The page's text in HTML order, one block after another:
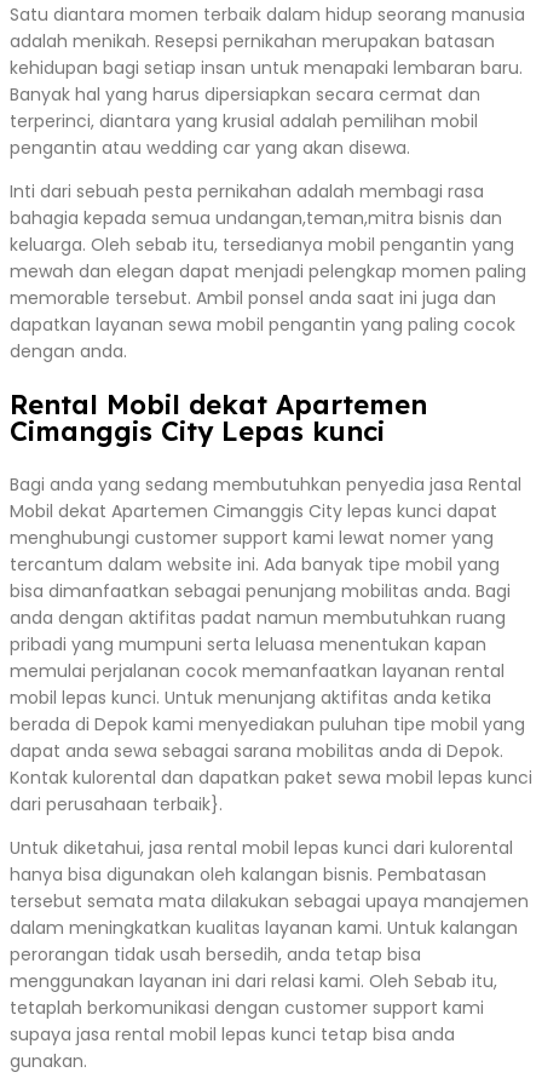
Satu diantara momen terbaik dalam hidup seorang manusia
adalah menikah. Resepsi pernikahan merupakan batasan
kehidupan bagi setiap insan untuk menapaki lembaran baru.
Banyak hal yang harus dipersiapkan secara cermat dan
terperinci, diantara yang krusial adalah pemilihan mobil
pengantin atau wedding car yang akan disewa.
Inti dari sebuah pesta pernikahan adalah membagi rasa
bahagia kepada semua undangan,teman,mitra bisnis dan
keluarga. Oleh sebab itu, tersedianya mobil pengantin yang
mewah dan elegan dapat menjadi pelengkap momen paling
memorable tersebut. Ambil ponsel anda saat ini juga dan
dapatkan layanan sewa mobil pengantin yang paling cocok
dengan anda.
Rental Mobil dekat Apartemen
Cimanggis City Lepas kunci
Bagi anda yang sedang membutuhkan penyedia jasa Rental
Mobil dekat Apartemen Cimanggis City lepas kunci dapat
menghubungi customer support kami lewat nomer yang
tercantum dalam website ini. Ada banyak tipe mobil yang
bisa dimanfaatkan sebagai penunjang mobilitas anda. Bagi
anda dengan aktifitas padat namun membutuhkan ruang
pribadi yang mumpuni serta leluasa menentukan kapan
memulai perjalanan cocok memanfaatkan layanan rental
mobil lepas kunci. Untuk menunjang aktifitas anda ketika
berada di Depok kami menyediakan puluhan tipe mobil yang
dapat anda sewa sebagai sarana mobilitas anda di Depok.
Kontak kulorental dan dapatkan paket sewa mobil lepas kunci
dari perusahaan terbaik}.
Untuk diketahui, jasa rental mobil lepas kunci dari kulorental
hanya bisa digunakan oleh kalangan bisnis. Pembatasan
tersebut semata mata dilakukan sebagai upaya manajemen
dalam meningkatkan kualitas layanan kami. Untuk kalangan
perorangan tidak usah bersedih, anda tetap bisa
menggunakan layanan ini dari relasi kami. Oleh Sebab itu,
tetaplah berkomunikasi dengan customer support kami
supaya jasa rental mobil lepas kunci tetap bisa anda
gunakan.